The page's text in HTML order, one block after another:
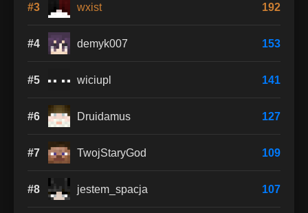
#3 wxist 192
#4 demyk007 153
#5 wiciupl 141
#6 Druidamus 127
#7 TwojStaryGod 109
#8 jestem_spacja 107